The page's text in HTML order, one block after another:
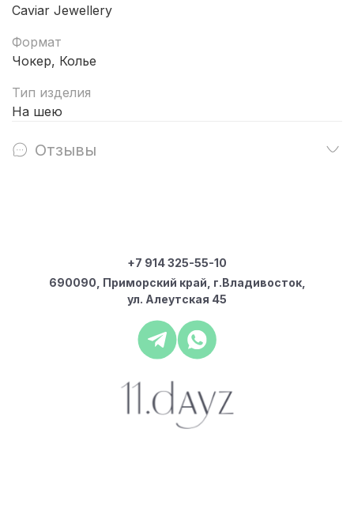
Caviar Jewellery
Формат
Чокер, Колье
Тип изделия
На шею
Отзывы
+7 914 325-55-10
690090, Приморский край, г.Владивосток,
ул. Алеутская 45